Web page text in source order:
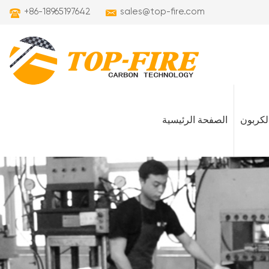
+86-18965197642 sales@top-fire.com
الصفحة الرئيسية